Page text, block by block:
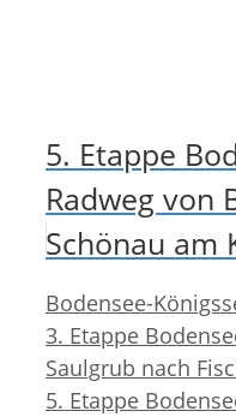
5. Etappe
Radweg von
Schönau am
Kategorien
Bodensee-
3. Etappe
Saulgrub nach
5. Etappe